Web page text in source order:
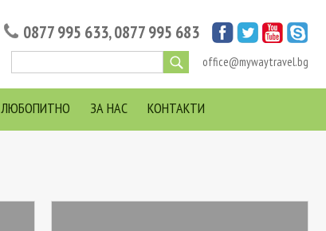
0877 995 633,0877 995 683
office@mywaytravel.bg
ЛЮБОПИТНО ЗА НАС КОНТАКТИ